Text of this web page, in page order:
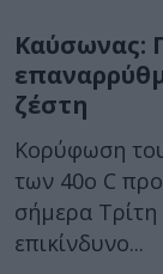
Καύσωνας:
ζέστη
Κορύφωση
των 40ο C
σήμερα Τρίτη
επικίνδυνο...